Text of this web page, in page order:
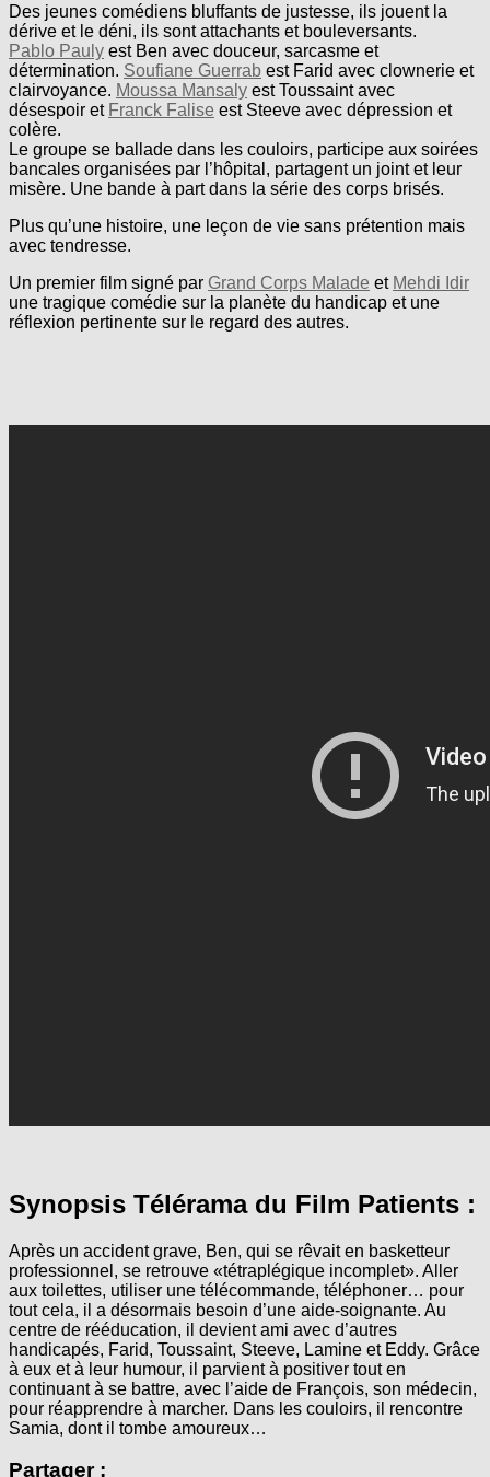
Des jeunes comédiens bluffants de justesse, ils jouent la
dérive et le déni, ils sont attachants et bouleversants.
Pablo Pauly est Ben avec douceur, sarcasme et
détermination. Soufiane Guerrab est Farid avec clownerie et
clairvoyance. Moussa Mansaly est Toussaint avec
désespoir et Franck Falise est Steeve avec dépression et
colère.
Le groupe se ballade dans les couloirs, participe aux soirées
bancales organisées par l’hôpital, partagent un joint et leur
misère. Une bande à part dans la série des corps brisés.
Plus qu’une histoire, une leçon de vie sans prétention mais
avec tendresse.
Un premier film signé par Grand Corps Malade et Mehdi Idir
une tragique comédie sur la planète du handicap et une
réflexion pertinente sur le regard des autres.
Synopsis Télérama du Film Patients :
Après un accident grave, Ben, qui se rêvait en basketteur
professionnel, se retrouve «tétraplégique incomplet». Aller
aux toilettes, utiliser une télécommande, téléphoner… pour
tout cela, il a désormais besoin d’une aide-soignante. Au
centre de rééducation, il devient ami avec d’autres
handicapés, Farid, Toussaint, Steeve, Lamine et Eddy. Grâce
à eux et à leur humour, il parvient à positiver tout en
continuant à se battre, avec l’aide de François, son médecin,
pour réapprendre à marcher. Dans les couloirs, il rencontre
Samia, dont il tombe amoureux…
Partager :